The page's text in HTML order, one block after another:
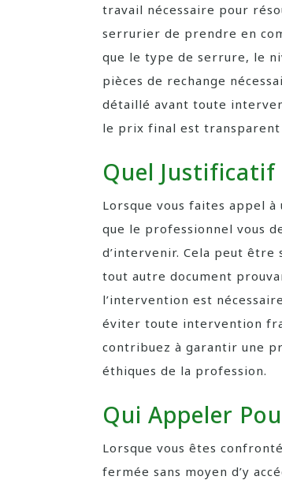
travail nécessaire pour
serrurier de prendre en
que le type de serrure, le
pièces de rechange
détaillé avant toute
le prix final est
Quel Justificatif
Lorsque vous faites appel
que le professionnel vous
d’intervenir. Cela peut être
tout autre document
l’intervention est
éviter toute intervention
contribuez à garantir une
éthiques de la profession.
Qui Appeler
Lorsque vous êtes
fermée sans moyen d’y